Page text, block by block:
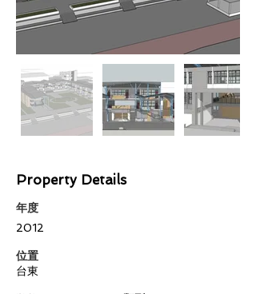
Property Details
年度
2012
​位置
台東